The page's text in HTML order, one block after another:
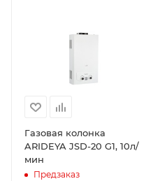
Газовая колонка
ARIDEYA JSD-20 G1, 10л/
мин
Предзаказ